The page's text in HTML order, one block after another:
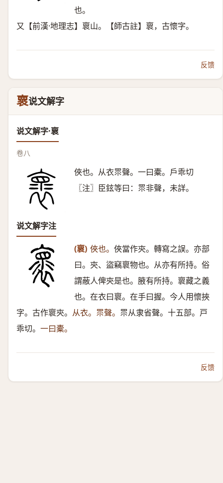
也。
又【前漢·地理志】褱山。【師古註】褱，古懷字。
反馈
褱说文解字
说文解字·褱
卷八
俠也。从衣眔聲。一曰橐。戶乖切
〖注〗臣鉉等曰：眔非聲，未詳。
说文解字注
(褱) 俠也。 俠當作㚒。轉寫之誤。亦部
曰。㚒、盜竊褱物也。从亦有所持。俗
謂蔽人俾㚒是也。腋有所持。褱藏之義
也。在衣曰褱。在手曰握。今人用懷挾
字。古作褱㚒。 从衣。眔聲。 眔从隶省聲。十五部。戸
乖切。 一曰橐。
反馈